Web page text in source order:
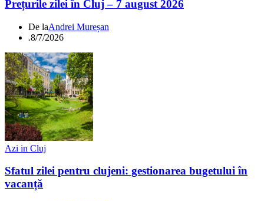
Prețurile zilei în Cluj – 7 august 2026
De laAndrei Mureșan
.8/7/2026
Azi in Cluj
Sfatul zilei pentru clujeni: gestionarea bugetului în
vacanță